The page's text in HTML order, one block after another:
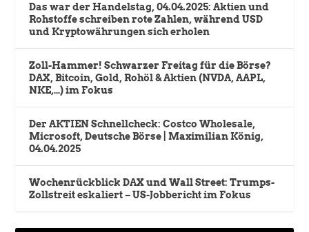
Das war der Handelstag, 04.04.2025: Aktien und
Rohstoffe schreiben rote Zahlen, während USD
und Kryptowährungen sich erholen
Zoll-Hammer! Schwarzer Freitag für die Börse?
DAX, Bitcoin, Gold, Rohöl & Aktien (NVDA, AAPL,
NKE,…) im Fokus
Der AKTIEN Schnellcheck: Costco Wholesale,
Microsoft, Deutsche Börse | Maximilian König,
04.04.2025
Wochenrückblick DAX und Wall Street: Trumps-
Zollstreit eskaliert – US-Jobbericht im Fokus